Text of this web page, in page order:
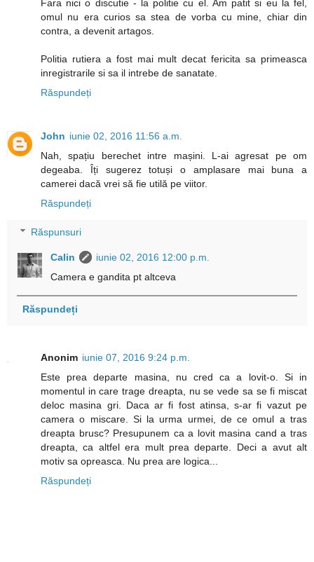
Fara nici o discutie - la politie cu el. Am patit si eu la fel,
omul nu era curios sa stea de vorba cu mine, chiar din
contra, a devenit artagos.
Politia rutiera a fost mai mult decat fericita sa primeasca
inregistrarile si sa il intrebe de sanatate.
Răspundeți
John iunie 02, 2016 11:56 a.m.
Nah, spațiu berechet intre mașini. L-ai agresat pe om
degeaba. Îți sugerez totuși o amplasare mai buna a
camerei dacă vrei să fie utilă pe viitor.
Răspundeți
Răspunsuri
Calin
iunie 02, 2016 12:00 p.m.
Camera e gandita pt altceva
Răspundeți
Anonim iunie 07, 2016 9:24 p.m.
Este prea departe masina, nu cred ca a lovit-o. Si in
momentul in care trage dreapta, nu se vede sa se fi miscat
deloc masina gri. Daca ar fi fost atinsa, s-ar fi vazut pe
camera o miscare. Si la urma urmei, de ce omul a tras
dreapta brusc? Presupunem ca a lovit masina cand a tras
dreapta, ca altfel era mult prea departe. Deci a avut alt
motiv sa opreasca. Nu prea are logica...
Răspundeți